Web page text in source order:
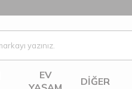
EV
DIĞER